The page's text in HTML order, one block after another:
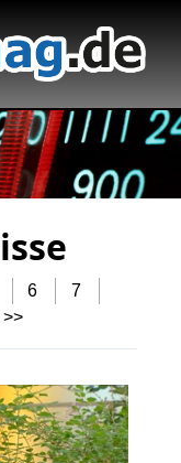
6
7
>>